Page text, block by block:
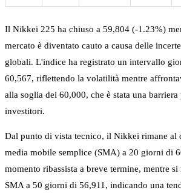
Il Nikkei 225 ha chiuso a 59,804 (-1.23%)
mercato è diventato cauto a causa delle
globali. L'indice ha registrato un intervallo
60,567, riflettendo la volatilità mentre
alla soglia dei 60,000, che è stata una
investitori.
Dal punto di vista tecnico, il Nikkei rimane al
media mobile semplice (SMA) a 20 giorni di
momento ribassista a breve termine, mentre si
SMA a 50 giorni di 56,911, indicando una